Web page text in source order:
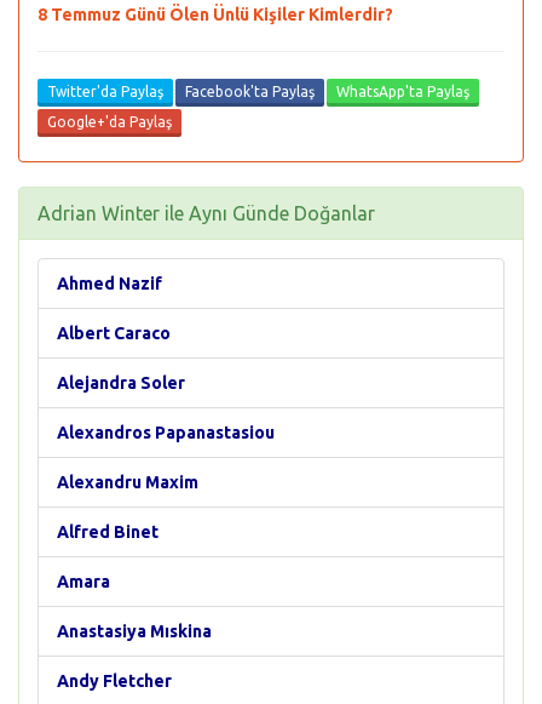
8 Temmuz Günü Ölen Ünlü Kişiler Kimlerdir?
Twitter'da Paylaş Facebook'ta Paylaş
WhatsApp'ta Paylaş
Google+'da Paylaş
Adrian Winter ile Aynı Günde Doğanlar
Ahmed Nazif
Albert Caraco
Alejandra Soler
Alexandros Papanastasiou
Alexandru Maxim
Alfred Binet
Amara
Anastasiya Mıskina
Andy Fletcher